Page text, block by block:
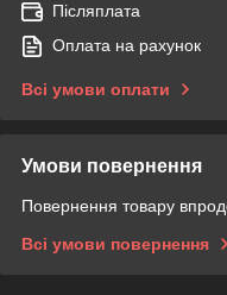
Післяплата
Оплата на рахунок
Всі умови оплати
Умови повернення
Повернення товару
Всі умови повернення